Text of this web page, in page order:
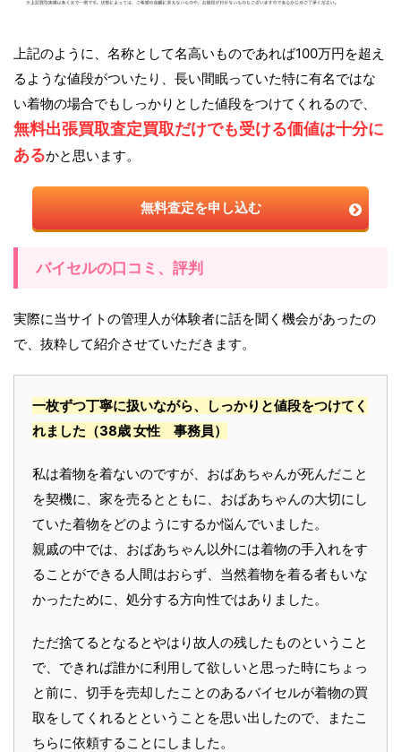
上記のように、名称として名高いものであれば100万円を超え
るような値段がついたり、長い間眠っていた特に有名ではな
い着物の場合でもしっかりとした値段をつけてくれるので、
無料出張買取査定買取だけでも受ける価値は十分に
あるかと思います。
無料査定を申し込む
バイセルの口コミ、評判
実際に当サイトの管理人が体験者に話を聞く機会があったの
で、抜粋して紹介させていただきます。
一枚ずつ丁寧に扱いながら、しっかりと値段をつけてく
れました （38歳 女性 事務員）
私は着物を着ないのですが、おばあちゃんが死んだこと
を契機に、家を売るとともに、おばあちゃんの大切にし
ていた着物をどのようにするか悩んでいました。
親戚の中では、おばあちゃん以外には着物の手入れをす
ることができる人間はおらず、当然着物を着る者もいな
かったために、処分する方向性ではありました。
ただ捨てるとなるとやはり故人の残したものということ
で、できれば誰かに利用して欲しいと思った時にちょっ
と前に、切手を売却したことのあるバイセルが着物の買
取をしてくれるとということを思い出したので、またこ
ちらに依頼することにしました。